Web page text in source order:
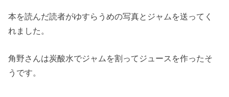
本を読んだ読者がゆすらうめの写真とジャムを送ってく
れました。
角野さんは炭酸水でジャムを割ってジュースを作ったそ
うです。